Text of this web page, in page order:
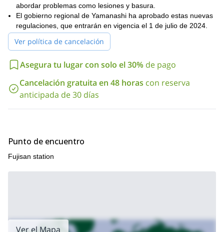
la cumbre a las 11 AM y tener tiempo para pasar 2 horas
recorriendo alrededor del cráter de la cumbre. El pico más alto
del Monte Fuji esKengamine y es el punto más alto de Japón a
3776 m.
Sin embargo, debes tener en cuenta que si vienes aquí a
principios de julio, puede que no puedas hacer el recorrido
completo alrededor del cráter. Dependerá de la cantidad de nieve
que quede en la cumbre.
Para más detalles, puedes consultar el itinerario completo para
abordar problemas como lesiones y basura.
El gobierno regional de Yamanashi ha aprobado estas nuevas
regulaciones, que entrarán en vigencia el 1 de julio de 2024.
Ver política de cancelación
Asegura tu lugar con solo el 30% de pago
Cancelación gratuita en 48 horas con reserva
anticipada de 30 días
Punto de encuentro
Fujisan station
Ver el Mapa